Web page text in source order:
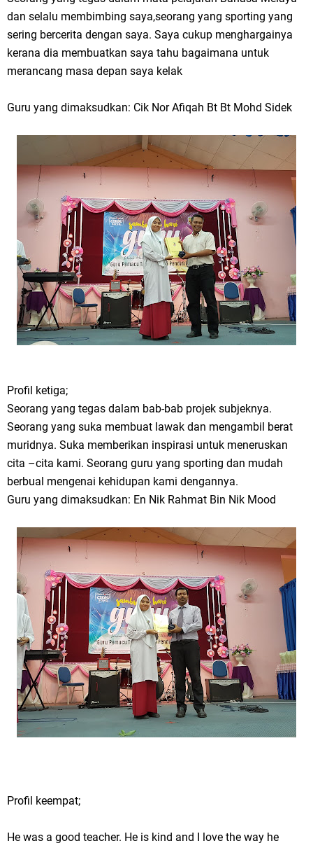
dan selalu membimbing saya,seorang yang sporting yang
sering bercerita dengan saya. Saya cukup menghargainya
kerana dia membuatkan saya tahu bagaimana untuk
merancang masa depan saya kelak
Guru yang dimaksudkan: Cik Nor Afiqah Bt Bt Mohd Sidek
Profil ketiga;
Seorang yang tegas dalam bab-bab projek subjeknya.
Seorang yang suka membuat lawak dan mengambil berat
muridnya. Suka memberikan inspirasi untuk meneruskan
cita –cita kami. Seorang guru yang sporting dan mudah
berbual mengenai kehidupan kami dengannya.
Guru yang dimaksudkan: En Nik Rahmat Bin Nik Mood
Profil keempat;
He was a good teacher. He is kind and I love the way he